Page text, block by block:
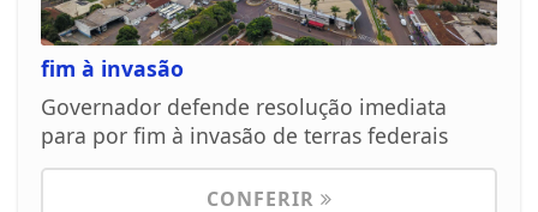
fim à invasão
Governador defende resolução imediata
para por fim à invasão de terras federais
CONFERIR